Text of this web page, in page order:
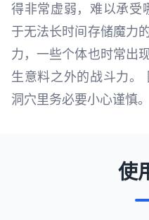
得非常虚弱，难以承受
于无法长时间存储魔力
力，一些个体也时常出
生意料之外的战斗力。
洞穴里务必要小心谨慎。
使